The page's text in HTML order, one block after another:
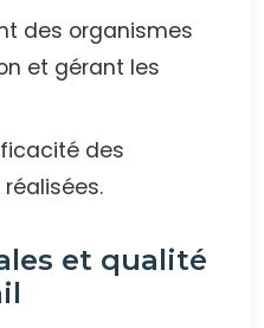
des organismes
et gérant les
des
et qualité